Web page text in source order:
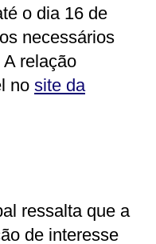
o dia 16 de
necessários
relação
no site da
ressalta que a
de interesse